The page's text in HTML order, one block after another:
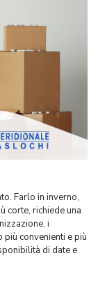
Farlo in inverno,
corte, richiede una
i
convenienti e più
di date e